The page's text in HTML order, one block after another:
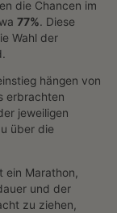
die Chancen im
77%. Diese
Wahl der
hängen von
erbrachten
jeweiligen
über die
ein Marathon,
und der
zu ziehen,